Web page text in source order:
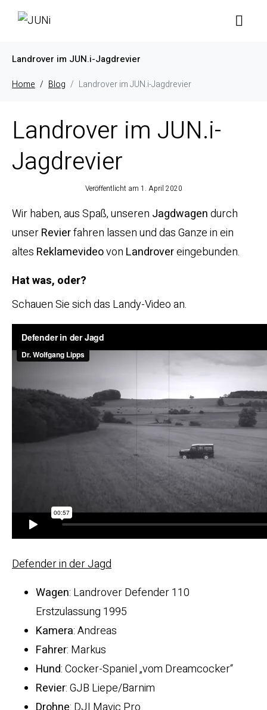
Landrover im JUN.i-Jagdrevier
Home Blog Landrover im JUN.i-Jagdrevier
Landrover im JUN.i-
Jagdrevier
Veröffentlicht am 1. April 2020
Wir haben, aus Spaß, unseren Jagdwagendurch
unserRevierfahren lassen und das Ganze in ein
altes Reklamevideovon Landrovereingebunden.
Hat was, oder?
Schauen Sie sich das Landy-Video an.
Defender in der Jagd
Wagen: Landrover Defender 110
Erstzulassung 1995
Kamera: Andreas
Fahrer: Markus
Hund: Cocker-Spaniel „vom Dreamcocker“
Revier: GJB Liepe/Barnim